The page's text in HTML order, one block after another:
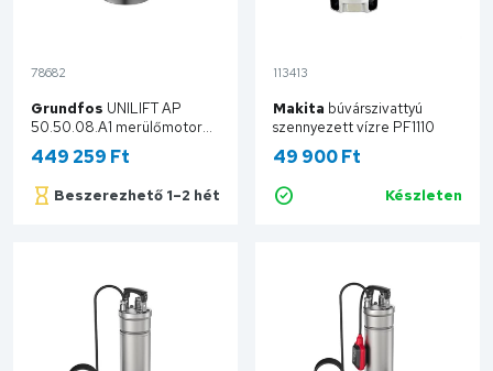
78682
Grundfos UNILIFT AP
50.50.08.A1 merülőmotoros
szennyvízszivattyú
96010984
449 259 Ft
Beszerezhető 1–2 hét
Kosárba
113413
Makita búvárszivattyú
szennyezett vízre PF1110
49 900 Ft
Készleten
Kosárba